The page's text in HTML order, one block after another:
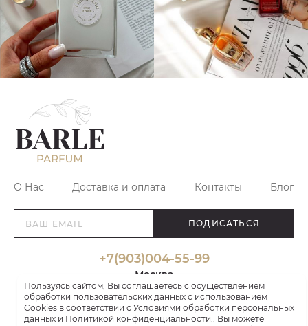
О Нас Доставка и оплата Контакты Блог
ПОДИСАТЬСЯ
+7(903)004-55-99
Москва
ежедневно 09.00-19.00
info@barle.ru
Пользуясь сайтом, Вы соглашаетесь с осуществлением
обработки пользовательских данных с использованием
Cookies в соответствии с Условиями обработки персональных
данных и Политикой конфиденциальности.. Вы можете